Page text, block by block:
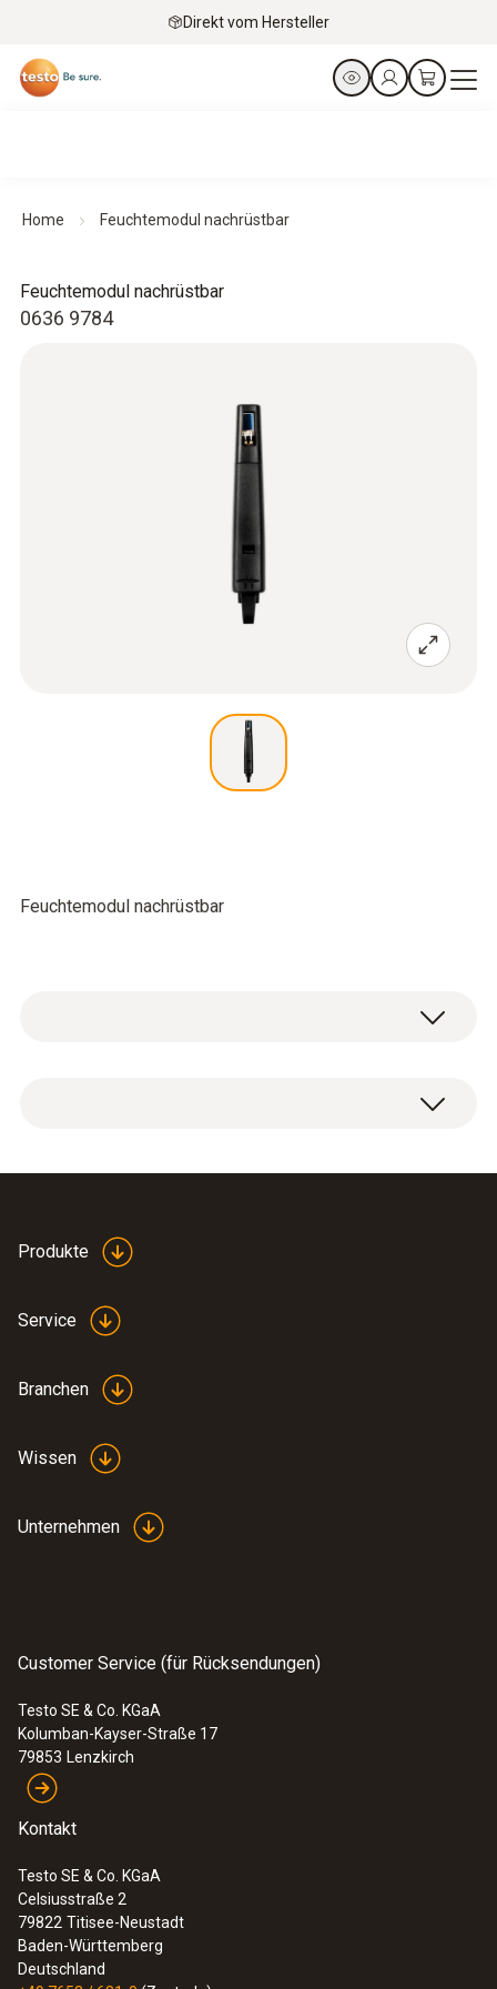
Direkt vom Hersteller
Home Feuchtemodul nachrüstbar
0636 9784
Feuchtemodul nachrüstbar
Feuchtemodul nachrüstbar
Temperatur - NTC
Messbereich
±1 °C (restlicher Messbereich)
Produkte
Service
Branchen
Wissen
Unternehmen
Customer Service (für Rücksendungen)
Testo SE & Co. KGaA
Kolumban-Kayser-Straße 17
79853 Lenzkirch
Kontakt
Testo SE & Co. KGaA
Celsiusstraße 2
79822 Titisee-Neustadt
Baden-Württemberg
Deutschland